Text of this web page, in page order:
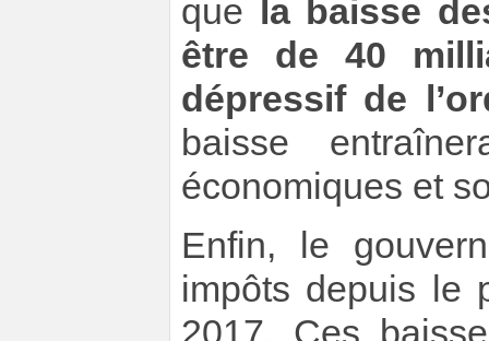
que
la baisse
être de 40
dépressif de
baisse
économiques et
Enfin, le
impôts depuis le
2017. Ces